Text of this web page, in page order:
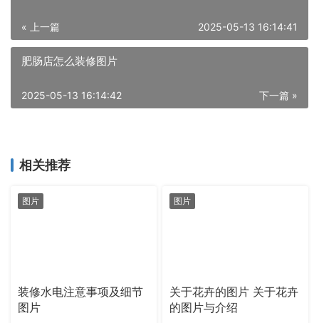
« 上一篇 2025-05-13 16:14:41
肥肠店怎么装修图片
下一篇 »
2025-05-13 16:14:42
相关推荐
图片
装修水电注意事项及细节
图片
图片
关于花卉的图片 关于花卉
的图片与介绍